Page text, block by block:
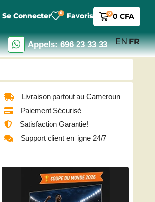
Se Connecter 0 Favoris 0 0 CFA
Appels: 696 23 33 33 EN FR
Livraison partout au Cameroun
Paiement Sécurisé
Satisfaction Garantie!
Support client en ligne 24/7